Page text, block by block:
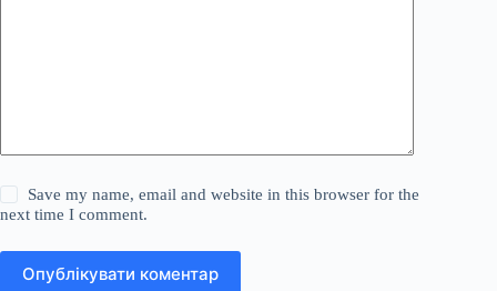
Save my name, email and website in this browser for the
next time I comment.
Опублікувати коментар